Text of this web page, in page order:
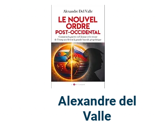
Alexandre del
Valle